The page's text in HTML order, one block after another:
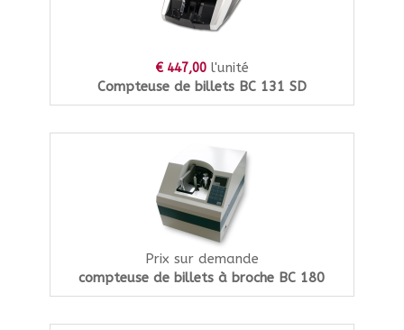
€ 447,00 l'unité
Compteuse de billets BC 131 SD
Prix sur demande
compteuse de billets à broche BC 180